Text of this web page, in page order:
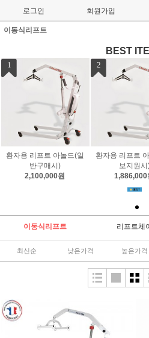
로그인 회원가입
이동식리프트
BEST
1
환자용 리프트 아놀드(일
반구매시)
2,100,000원
2
환자용 리프트
보지원시
1,886,000
이동식리프트 리프트체
최신순 낮은가격 높은가격